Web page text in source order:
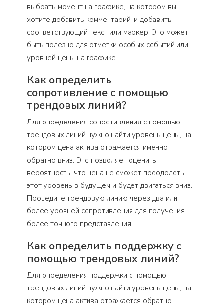
выбрать момент на графике, на котором вы
хотите добавить комментарий, и добавить
соответствующий текст или маркер. Это может
быть полезно для отметки особых событий или
уровней цены на графике.
Как определить
сопротивление с помощью
трендовых линий?
Для определения сопротивления с помощью
трендовых линий нужно найти уровень цены, на
котором цена актива отражается именно
обратно вниз. Это позволяет оценить
вероятность, что цена не сможет преодолеть
этот уровень в будущем и будет двигаться вниз.
Проведите трендовую линию через два или
более уровней сопротивления для получения
более точного представления.
Как определить поддержку с
помощью трендовых линий?
Для определения поддержки с помощью
трендовых линий нужно найти уровень цены, на
котором цена актива отражается обратно